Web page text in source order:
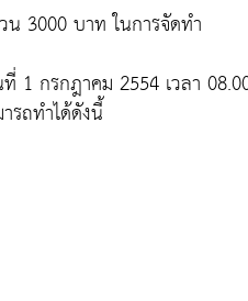
3000 บาท ในการจัดทำ
1 กรกฎาคม 2554 เวลา
รถทำได้ดังนี้